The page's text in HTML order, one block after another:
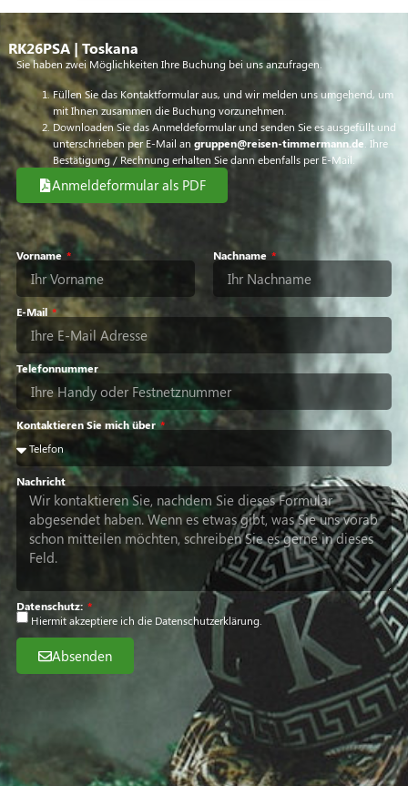
Vorname Nachname
E-Mail
Telefonnummer
Kontaktieren Sie mich über
Nachricht
Datenschutz:
Hiermit akzeptiere ich die Datenschutzerklärung
Absenden
RK26PSA | Toskana
Sie haben zwei Möglichkeiten Ihre Buchung bei uns anzufragen.
Füllen Sie das Kontaktformular aus, und wir melden uns umgehend, um
mit Ihnen zusammen die Buchung vorzunehmen.
Downloaden Sie das Anmeldeformular und senden Sie es ausgefüllt und
unterschrieben per E-Mail an gruppen@reisen-timmermann.de . Ihre
Bestätigung / Rechnung erhalten Sie dann ebenfalls per E-Mail.
Anmeldeformular als PDF